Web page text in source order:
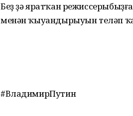
Беҙ ҙә яратҡан
менән ҡыуандырыуын теләп
#ВладимирПутин